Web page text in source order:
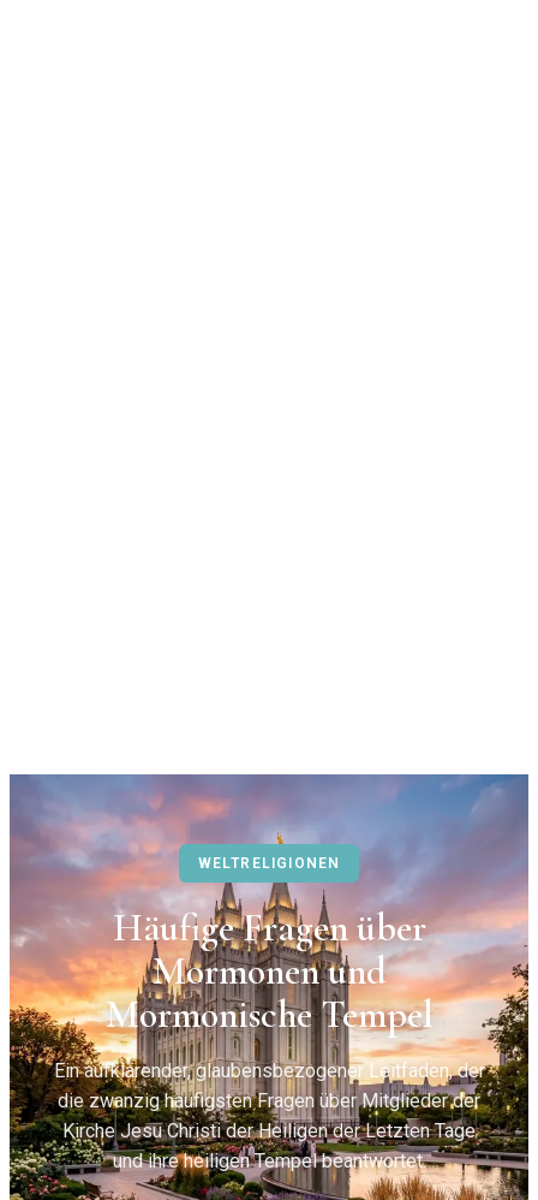
WELTRELIGIONEN
Häufige Fragen über
Mormonen und
Mormonische Tempel
Ein aufklärender, glaubensbezogener Leitfaden, der
die zwanzig häufigsten Fragen über Mitglieder der
Kirche Jesu Christi der Heiligen der Letzten Tage
und ihre heiligen Tempel beantwortet.